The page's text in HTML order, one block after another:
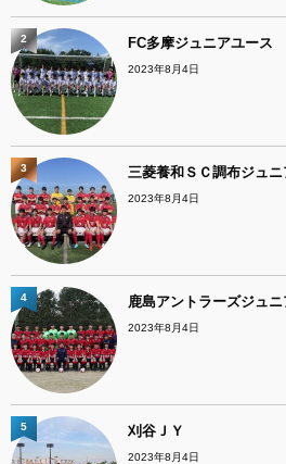
FC多摩ジュニアユース
2023年8月4日
2
三菱養和ＳＣ調布ジュニ
2023年8月4日
3
鹿島アントラーズジュニ
2023年8月4日
4
刈谷ＪＹ
2023年8月4日
5